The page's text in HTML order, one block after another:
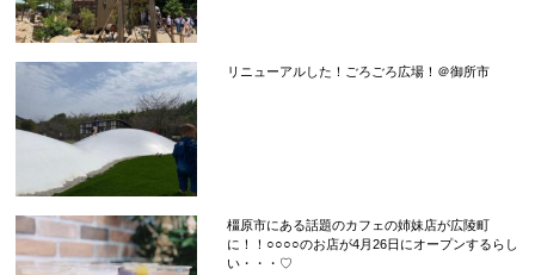
リニューアルした！ごろごろ広場！＠御所市
橿原市にある話題のカフェの姉妹店が広陵町
に！！○○○○のお店が4月26日にオープンするらし
い・・・♡